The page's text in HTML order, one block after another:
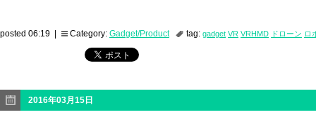
posted 06:19 | Category: Gadget/Product tag: gadget VR VRHMD ドローン ロ
2016年03月15日